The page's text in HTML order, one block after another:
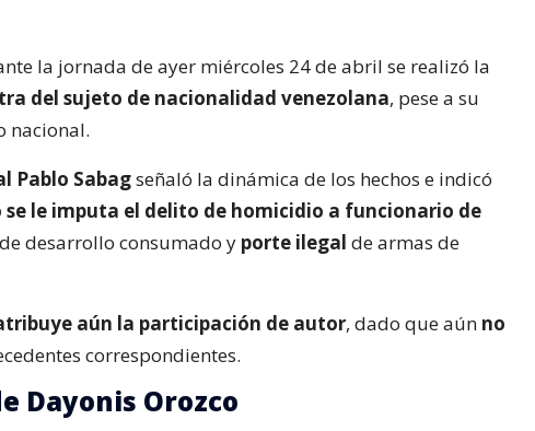
la jornada de ayer miércoles 24 de abril se realizó la
del sujeto de nacionalidad venezolana, pese a su
nacional.
Pablo Sabagseñaló la dinámica de los hechos e indicó
se le imputa el delito de homicidio a funcionario de
desarrollo consumado y porte ilegal de armas de
aún la participación de autor, dado que aún no
correspondientes.
Dayonis Orozco